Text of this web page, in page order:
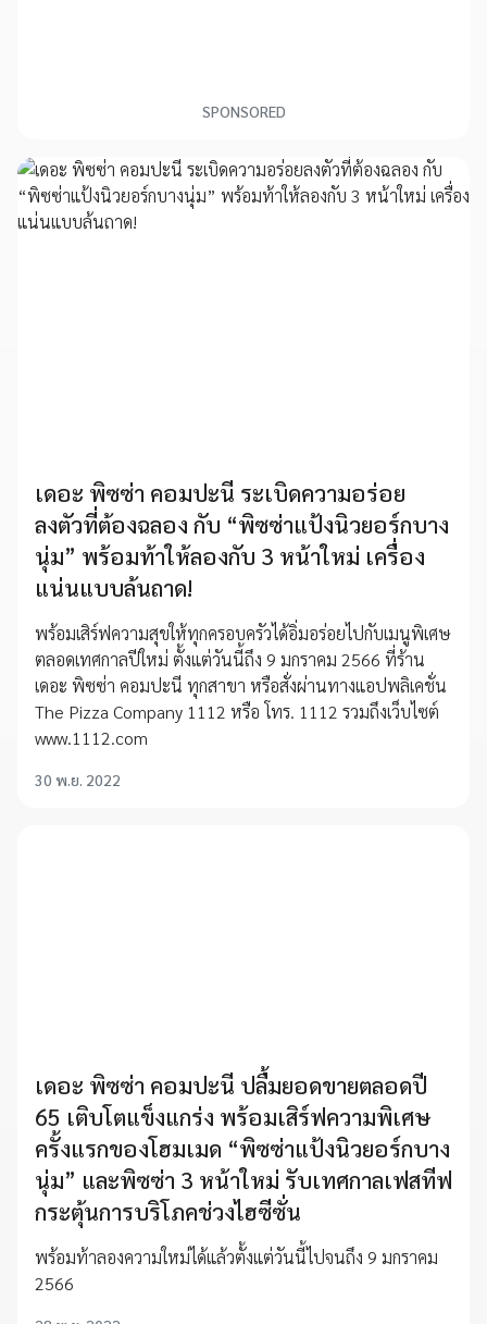
SPONSORED
เดอะ พิซซ่า คอมปะนี ระเบิดความอร่อย
ลงตัวที่ต้องฉลอง กับ “พิซซ่าแป้งนิวยอร์กบาง
นุ่ม” พร้อมท้าให้ลองกับ 3 หน้าใหม่ เครื่อง
แน่นแบบล้นถาด!
พร้อมเสิร์ฟความสุขให้ทุกครอบครัวได้อิ่มอร่อยไปกับเมนูพิเศษ
ตลอดเทศกาลปีใหม่ ตั้งแต่วันนี้ถึง 9 มกราคม 2566 ที่ร้าน
เดอะ พิซซ่า คอมปะนี ทุกสาขา หรือสั่งผ่านทางแอปพลิเคชั่น
The Pizza Company 1112 หรือ โทร. 1112 รวมถึงเว็บไซต์
www.1112.com
30 พ.ย. 2022
เดอะ พิซซ่า คอมปะนี ปลื้มยอดขายตลอดปี
65 เติบโตแข็งแกร่ง พร้อมเสิร์ฟความพิเศษ
ครั้งแรกของโฮมเมด “พิซซ่าแป้งนิวยอร์กบาง
นุ่ม” และพิซซ่า 3 หน้าใหม่ รับเทศกาลเฟสทีฟ
กระตุ้นการบริโภคช่วงไฮซีซั่น
พร้อมท้าลองความใหม่ได้แล้วตั้งแต่วันนี้ไปจนถึง 9 มกราคม
2566